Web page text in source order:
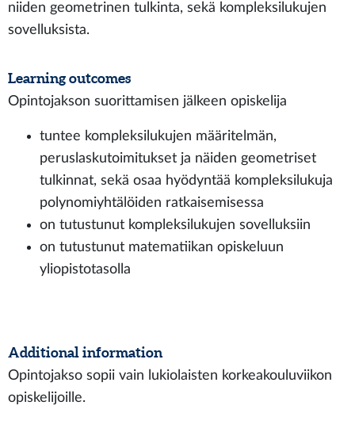
niiden geometrinen tulkinta, sekä kompleksilukujen
sovelluksista.
Learning outcomes
Opintojakson suorittamisen jälkeen opiskelija
tuntee kompleksilukujen määritelmän,
peruslaskutoimitukset ja näiden geometriset
tulkinnat, sekä osaa hyödyntää kompleksilukuja
polynomiyhtälöiden ratkaisemisessa
on tutustunut kompleksilukujen sovelluksiin
on tutustunut matematiikan opiskeluun
yliopistotasolla
Additional information
Opintojakso sopii vain lukiolaisten korkeakouluviikon
opiskelijoille.